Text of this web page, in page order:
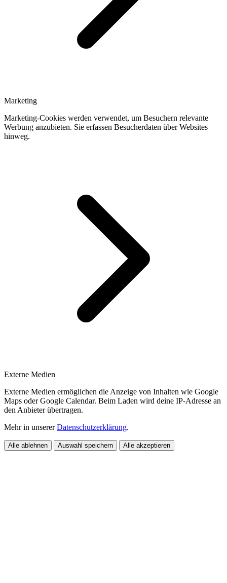
Marketing
Marketing-Cookies werden verwendet, um Besuchern relevante
Werbung anzubieten. Sie erfassen Besucherdaten über Websites
hinweg.
Externe Medien
Externe Medien ermöglichen die Anzeige von Inhalten wie Google
Maps oder Google Calendar. Beim Laden wird deine IP-Adresse an
den Anbieter übertragen.
Mehr in unsererDatenschutzerklärung.
Alle ablehnen Auswahl speichern Alle akzeptieren